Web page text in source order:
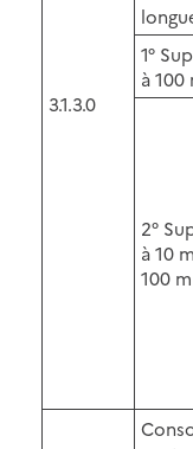
3.1.3.0
1°
à 100
2°
à 10
100